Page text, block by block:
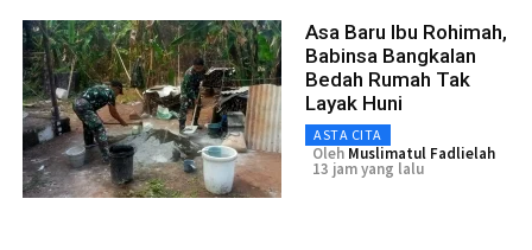
Asa Baru Ibu Rohimah,
Babinsa Bangkalan
Bedah Rumah Tak
Layak Huni
ASTA CITA
Oleh Muslimatul Fadlielah
13 jam yang lalu